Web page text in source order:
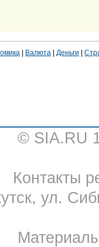
| Валюта | Деньги |
© SIA.RU
Контакты
ул.